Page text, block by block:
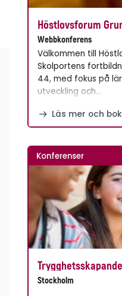
Höstlovsforum
Webbkonferens
Välkommen till
Skolportens
44, med fokus på
utveckling och…
Läs mer och
Konferenser
Stockholm